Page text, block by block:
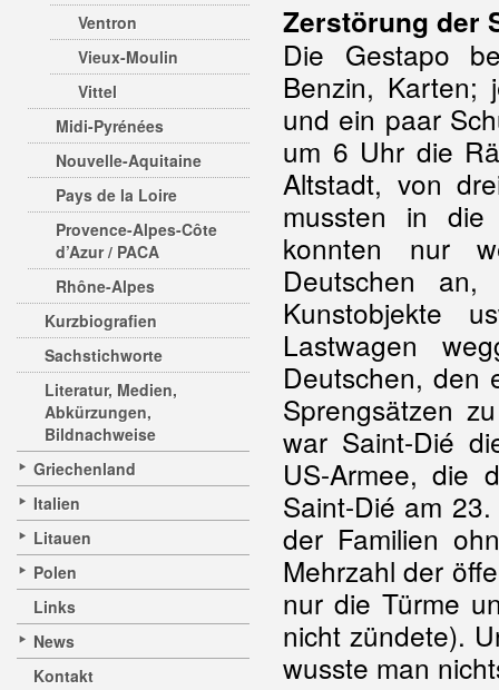
Ventron
Vieux-Moulin
Vittel
Midi-Pyrénées
Nouvelle-Aquitaine
Pays de la Loire
Provence-Alpes-Côte
d’Azur / PACA
Rhône-Alpes
Kurzbiografien
Sachstichworte
Literatur, Medien,
Abkürzungen,
Bildnachweise
Griechenland
Italien
Litauen
Polen
Links
News
Kontakt
Zerstörung der
Die Gestapo
Benzin, Karten;
und ein paar
um 6 Uhr die
Altstadt, von
mussten in
konnten nur
Deutschen
Kunstobjekte
Lastwagen
Deutschen, den
Sprengsätzen
war Saint-Dié
US-Armee, die
Saint-Dié am
der Familien
Mehrzahl der
nur die Türme
nicht zündete).
wusste man